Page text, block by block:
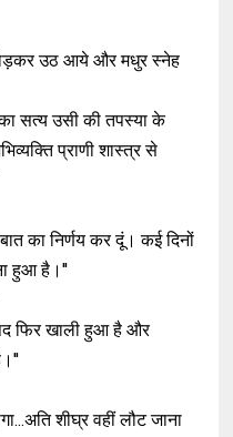
उठ आये और मधुर स्नेह
सत्य उसी की तपस्या के
प्राणी शास्त्र से
का निर्णय कर दूं। कई दिनों
हुआ है।''
फिर खाली हुआ है और
शीघ्र वहीं लौट जाना